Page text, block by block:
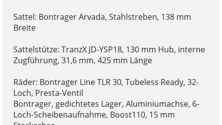
Sattel: Bontrager Arvada, Stahlstreben, 138 mm
Breite
Sattelstütze: TranzX JD-YSP18, 130 mm Hub, interne
Zugführung, 31,6 mm, 425 mm Länge
Räder: Bontrager Line TLR 30, Tubeless Ready, 32-
Loch, Presta-Ventil
Bontrager, gedichtetes Lager, Aluminiumachse, 6-
Loch-Scheibenaufnahme, Boost110, 15 mm